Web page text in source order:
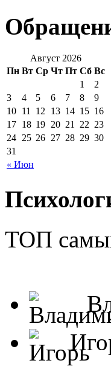
Август 2026
Пн Вт Ср Чт Пт Сб Вс
« Июн
1
2
3
4 5 6 7 8
9
10 11 12 13 14 15 16
17 18 19 20 21 22 23
24 25 26 27 28 29 30
31
ТОП